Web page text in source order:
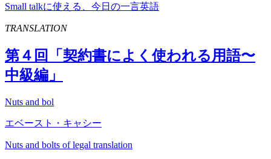
Small talkに使える、今日の一言英語
TRANSLATION
第４回「契約書によく使われる用語〜
中級編」
Nuts and bol
エベースト・キャシー
Nuts and bolts of legal translation